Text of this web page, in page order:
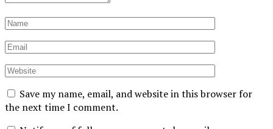
Save my name, email, and website in this browser for
the next time I comment.